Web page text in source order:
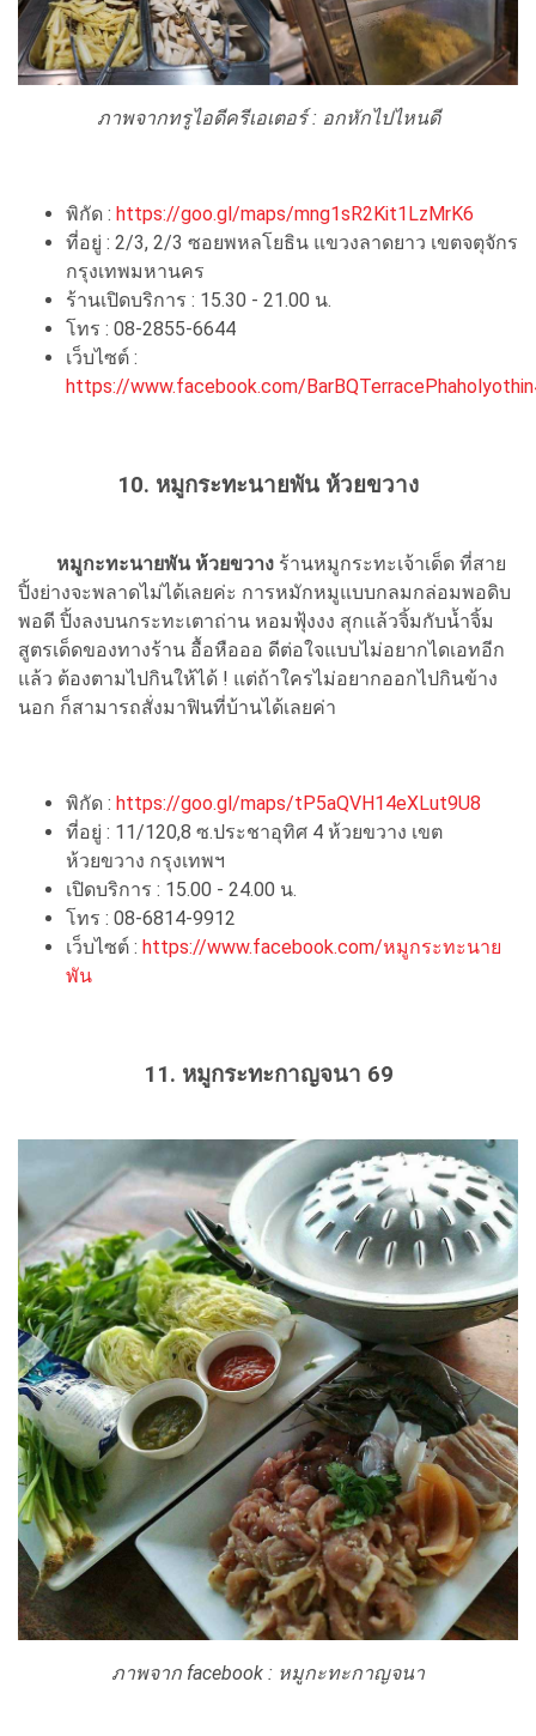
ภาพจากทรูไอดีครีเอเตอร์ : อกหักไปไหนดี
พิกัด : https://goo.gl/maps/mng1sR2Kit1LzMrK6
ที่อยู่ : 2/3, 2/3 ซอยพหลโยธิน แขวงลาดยาว เขตจตุจักร
กรุงเทพมหานคร
ร้านเปิดบริการ : 15.30 - 21.00 น.
โทร : 08-2855-6644
เว็บไซต์ :
https://www.facebook.com/
10. หมูกระทะนายพัน ห้วยขวาง
หมูกะทะนายพัน ห้วยขวาง ร้านหมูกระทะเจ้าเด็ด ที่สาย
ปิ้งย่างจะพลาดไม่ได้เลยค่ะ การหมักหมูแบบกลมกล่อมพอดิบ
พอดี ปิ้งลงบนกระทะเตาถ่าน หอมฟุ้งงง สุกแล้วจิ้มกับน้ำจิ้ม
สูตรเด็ดของทางร้าน อื้อหือออ ดีต่อใจแบบไม่อยากไดเอทอีก
แล้ว ต้องตามไปกินให้ได้ ! แต่ถ้าใครไม่อยากออกไปกินข้าง
นอก ก็สามารถสั่งมาฟินที่บ้านได้เลยค่า
พิกัด : https://goo.gl/maps/tP5aQVH14eXLut9U8
ที่อยู่ : 11/120,8 ซ.ประชาอุทิศ 4 ห้วยขวาง เขต
ห้วยขวาง กรุงเทพฯ
เปิดบริการ : 15.00 - 24.00 น.
โทร : 08-6814-9912
เว็บไซต์ : https://www.facebook.com/หมูกระทะนาย
พัน
11. หมูกระทะกาญจนา 69
ภาพจาก facebook : หมูกะทะกาญจนา